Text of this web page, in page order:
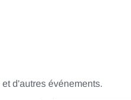
d'autres événements.